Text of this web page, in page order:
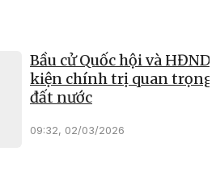
Bầu cử Quốc hội và
kiện chính trị quan trọng
đất nước
09:32, 02/03/2026